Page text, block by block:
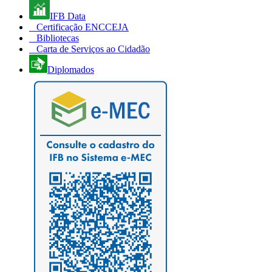
IFB Data
Certificação ENCCEJA
Bibliotecas
Carta de Serviços ao Cidadão
Diplomados